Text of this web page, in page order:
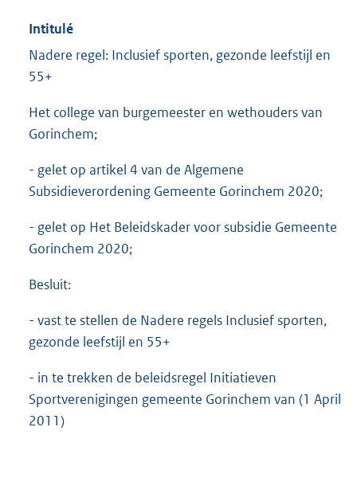
Intitulé
Nadere regel: Inclusief sporten, gezonde leefstijl en
55+
Het college van burgemeester en wethouders van
Gorinchem;
- gelet op artikel 4 van de Algemene
Subsidieverordening Gemeente Gorinchem 2020;
- gelet op Het Beleidskader voor subsidie Gemeente
Gorinchem 2020;
Besluit:
- vast te stellen de Nadere regels Inclusief sporten,
gezonde leefstijl en 55+
- in te trekken de beleidsregel Initiatieven
Sportverenigingen gemeente Gorinchem van (1 April
2011)